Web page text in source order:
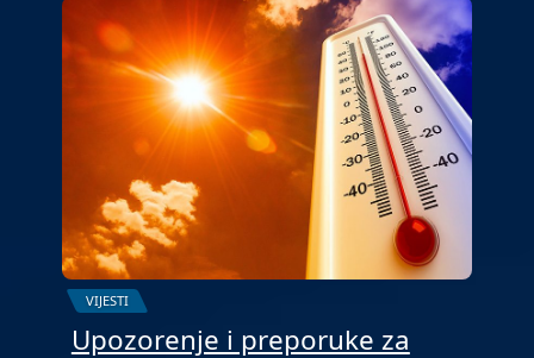
VIJESTI
Upozorenje i preporuke za